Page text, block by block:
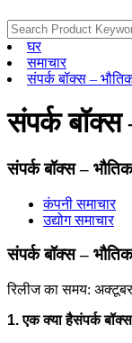
घर
समाचार
संपर्क बॉक्स –
संपर्क
संपर्क बॉक्स –
कंपनी समाचार
उद्योग समाचार
संपर्क बॉक्स –
रिलीज का समय:
1. एक क्या हैसंपर्क